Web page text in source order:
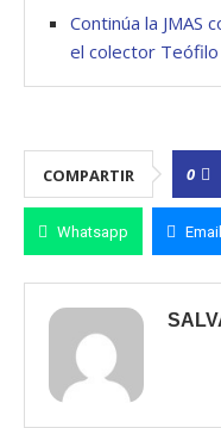
Continúa la JMAS
el colector
COMPARTIR 0
Whatsapp Email